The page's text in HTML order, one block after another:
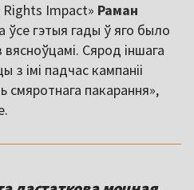
Rights Impact» Раман
ўсе гэтыя гады ў яго было
Сярод іншага
з імі падчас кампаніі
смяротнага пакарання»,